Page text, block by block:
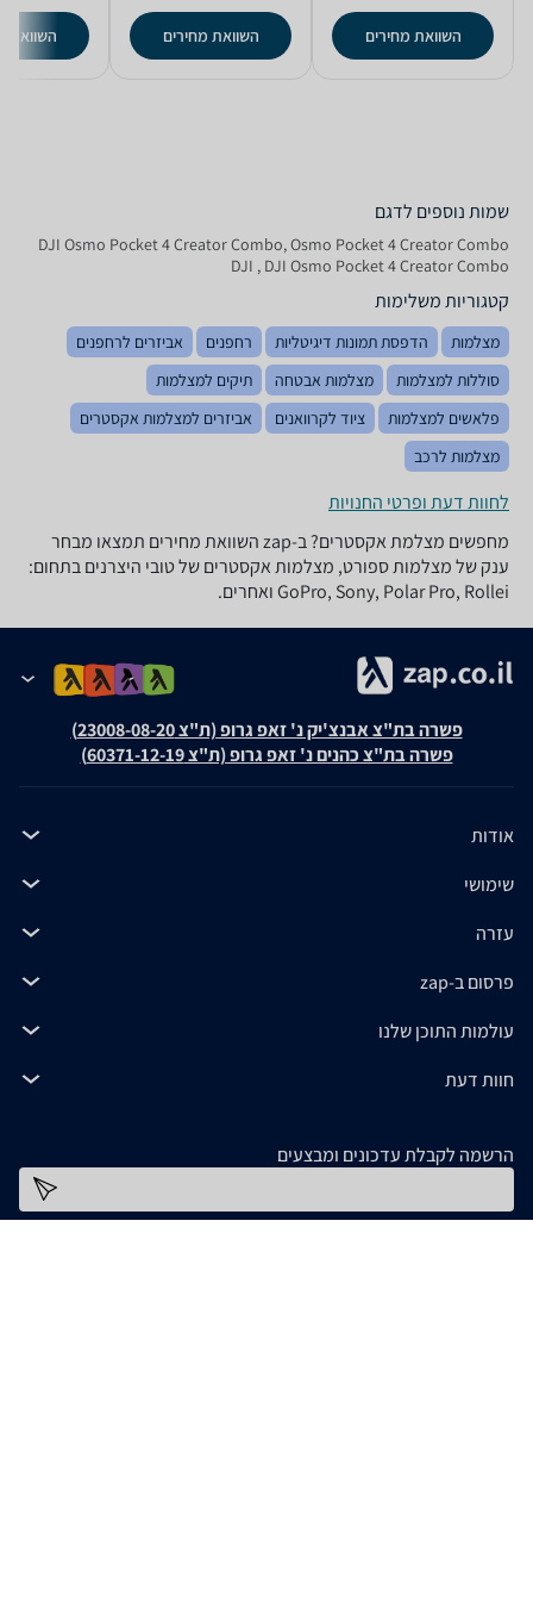
השוואת מחירים השוואת מחירים השוואת
שמות נוספים לדגם
DJI Osmo Pocket 4 Creator Combo, Osmo Pocket 4 Creator Combo
DJI , DJI Osmo Pocket 4 Creator Combo
קטגוריות משלימות
מצלמות הדפסת תמונות דיגיטליות רחפנים
אביזרים לרחפנים
סוללות למצלמות
מצלמות אבטחה
תיקים למצלמות
פלאשים למצלמות
ציוד לקרוואנים
אביזרים למצלמות אקסטרים
מצלמות לרכב
לחוות דעת ופרטי החנויות
מחפשים מצלמת אקסטרים? ב-zap השוואת מחירים תמצאו מבחר
ענק של מצלמות ספורט, מצלמות אקסטרים של טובי היצרנים בתחום:
GoPro, Sony, Polar Pro, Rollei ואחרים.
פשרה בת"צ אבנצ'יק נ' זאפ גרופ (ת"צ 23008-08-20)
פשרה בת"צ כהנים נ' זאפ גרופ (ת"צ 60371-12-19)
אודות
שימושי
עזרה
פרסום ב-zap
עולמות התוכן שלנו
חוות דעת
הרשמה לקבלת עדכונים ומבצעים